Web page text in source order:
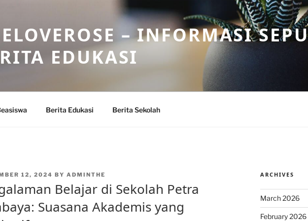
– INFORMASI
EDUKASI
Berita Edukasi Berita Sekolah
12, 2024 BY ADMINTHE
Belajar di Sekolah Petra
Suasana Akademis yang
ARCHIVES
March 2026
February 2026